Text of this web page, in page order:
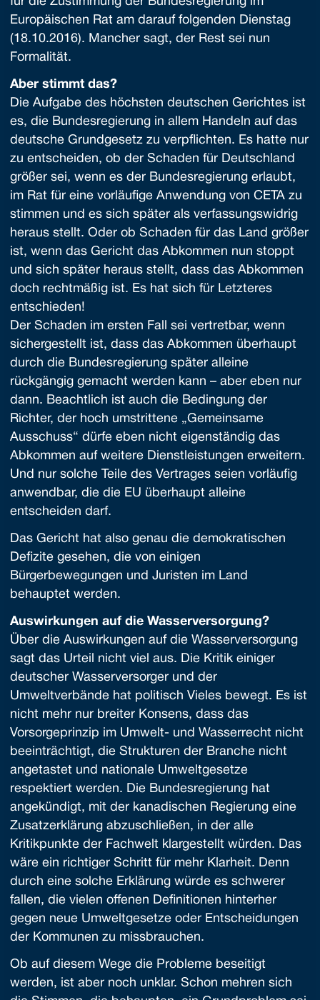
Europäischen Rat am darauf folgenden Dienstag
(18.10.2016). Mancher sagt, der Rest sei nun
Formalität.
Aber stimmt das?
Die Aufgabe des höchsten deutschen Gerichtes ist
es, die Bundesregierung in allem Handeln auf das
deutsche Grundgesetz zu verpflichten. Es hatte nur
zu entscheiden, ob der Schaden für Deutschland
größer sei, wenn es der Bundesregierung erlaubt,
im Rat für eine vorläufige Anwendung von CETA zu
stimmen und es sich später als verfassungswidrig
heraus stellt. Oder ob Schaden für das Land größer
ist, wenn das Gericht das Abkommen nun stoppt
und sich später heraus stellt, dass das Abkommen
doch rechtmäßig ist. Es hat sich für Letzteres
entschieden!
Der Schaden im ersten Fall sei vertretbar, wenn
sichergestellt ist, dass das Abkommen überhaupt
durch die Bundesregierung später alleine
rückgängig gemacht werden kann – aber eben nur
dann. Beachtlich ist auch die Bedingung der
Richter, der hoch umstrittene „Gemeinsame
Ausschuss“ dürfe eben nicht eigenständig das
Abkommen auf weitere Dienstleistungen erweitern.
Und nur solche Teile des Vertrages seien vorläufig
anwendbar, die die EU überhaupt alleine
entscheiden darf.
Das Gericht hat also genau die demokratischen
Defizite gesehen, die von einigen
Bürgerbewegungen und Juristen im Land
behauptet werden.
Auswirkungen auf die Wasserversorgung?
Über die Auswirkungen auf die Wasserversorgung
sagt das Urteil nicht viel aus. Die Kritik einiger
deutscher Wasserversorger und der
Umweltverbände hat politisch Vieles bewegt. Es ist
nicht mehr nur breiter Konsens, dass das
Vorsorgeprinzip im Umwelt- und Wasserrecht nicht
beeinträchtigt, die Strukturen der Branche nicht
angetastet und nationale Umweltgesetze
respektiert werden. Die Bundesregierung hat
angekündigt, mit der kanadischen Regierung eine
Zusatzerklärung abzuschließen, in der alle
Kritikpunkte der Fachwelt klargestellt würden. Das
wäre ein richtiger Schritt für mehr Klarheit. Denn
durch eine solche Erklärung würde es schwerer
fallen, die vielen offenen Definitionen hinterher
gegen neue Umweltgesetze oder Entscheidungen
der Kommunen zu missbrauchen.
Ob auf diesem Wege die Probleme beseitigt
werden, ist aber noch unklar. Schon mehren sich